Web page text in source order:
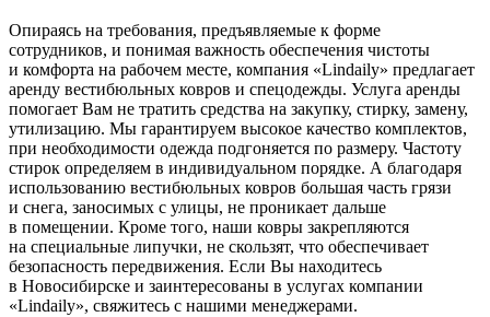
Опираясь на требования, предъявляемые к форме
сотрудников, и понимая важность обеспечения чистоты
и комфорта на рабочем месте, компания «Lindaily» предлагает
аренду вестибюльных ковров и спецодежды. Услуга аренды
помогает Вам не тратить средства на закупку, стирку, замену,
утилизацию. Мы гарантируем высокое качество комплектов,
при необходимости одежда подгоняется по размеру. Частоту
стирок определяем в индивидуальном порядке. А благодаря
использованию вестибюльных ковров большая часть грязи
и снега, заносимых с улицы, не проникает дальше
в помещении. Кроме того, наши ковры закрепляются
на специальные липучки, не скользят, что обеспечивает
безопасность передвижения. Если Вы находитесь
в Новосибирске и заинтересованы в услугах компании
«Lindaily», свяжитесь с нашими менеджерами.